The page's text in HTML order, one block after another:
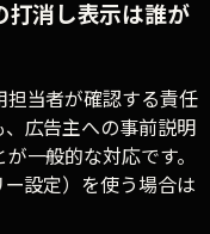
打消し表示は誰が
当者が確認する責任
広告主への事前説明
一般的な対応です。
設定）を使う場合は